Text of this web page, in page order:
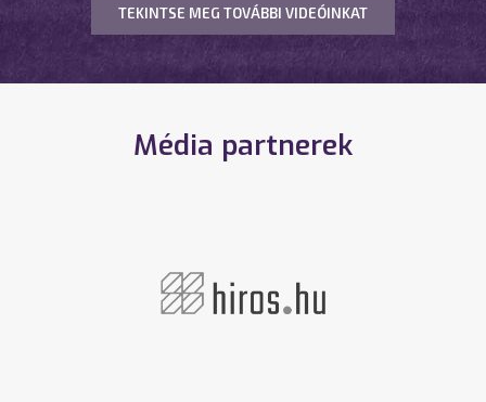
TEKINTSE MEG TOVÁBBI VIDEÓINKAT
Média partnerek